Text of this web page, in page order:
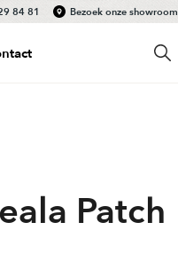
84 81 Bezoek onze showroom
Patch